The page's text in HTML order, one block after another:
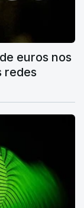
euros nos
redes